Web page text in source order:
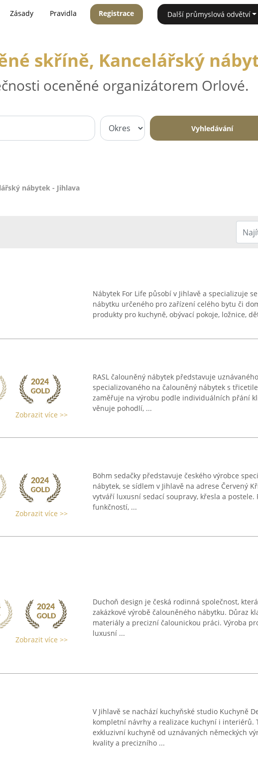
Zásady Pravidla Registrace Další průmyslová odvětví
skříně, Kancelářský
oceněné organizátorem Orlové.
Vyhledávání
nábytek - Jihlava
Nábytek For Life působí v Jihlavě a specializuje
nábytku určeného pro zařízení celého bytu či
produkty pro kuchyně, obývací pokoje, ložnice,
Zobrazit více >>
RASL čalouněný nábytek představuje
specializovaného na čalouněný nábytek s
zaměřuje na výrobu podle individuálních přání
věnuje pohodlí, ...
Zobrazit více >>
Böhm sedačky představuje českého výrobce
nábytek, se sídlem v Jihlavě na adrese Červený
vytváří luxusní sedací soupravy, křesla a
funkčností, ...
Zobrazit více >>
Duchoň design je česká rodinná společnost,
zakázkové výrobě čalouněného nábytku. Důraz
materiály a precizní čalounickou práci. Výroba
luxusní ...
V Jihlavě se nachází kuchyňské studio Kuchyně
kompletní návrhy a realizace kuchyní i interiérů.
exkluzivní kuchyně od uznávaných německých
kvality a precizního ...